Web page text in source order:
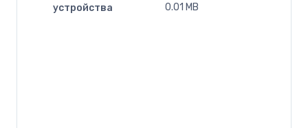
устройства
0.01 MB